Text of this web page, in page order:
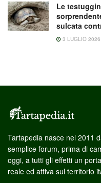
Le
sulcata
3 LUGLIO 2026
Tartapedia nasce nel 2011
semplice forum, prima di
oggi, a tutti gli effetti un
reale ed attiva sul territorio